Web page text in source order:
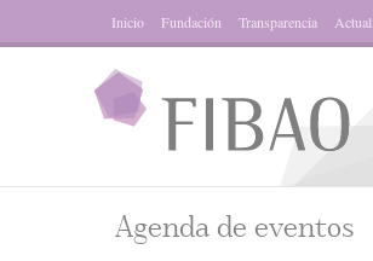
Inicio Fundación Transparencia
Agenda de eventos